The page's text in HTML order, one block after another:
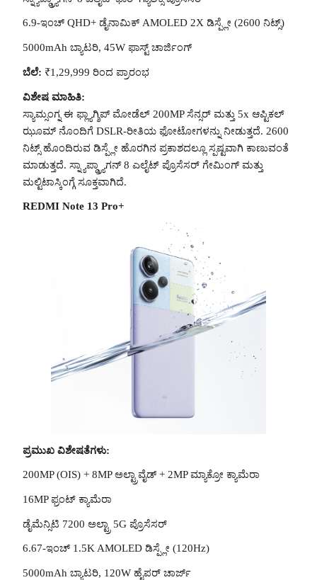
6.9-ಇಂಚ್ QHD+ ಡೈನಾಮಿಕ್ AMOLED 2X ಡಿಸ್ಪ್ಲೇ (2600 ನಿಟ್ಸ್)
5000mAh ಬ್ಯಾಟರಿ, 45W ಫಾಸ್ಟ್ ಚಾರ್ಜಿಂಗ್
ಬೆಲೆ: ₹1,29,999 ರಿಂದ ಪ್ರಾರಂಭ
ವಿಶೇಷ ಮಾಹಿತಿ:
ಸ್ಯಾಮ್ಸಂಗ್ನ ಈ ಫ್ಲ್ಯಾಗ್ಶಿಪ್ ಮೋಡೆಲ್ 200MP ಸೆನ್ಸರ್ ಮತ್ತು 5x ಆಪ್ಟಿಕಲ್
ಝೂಮ್ ನೊಂದಿಗೆ DSLR-ರೀತಿಯ ಫೋಟೋಗಳನ್ನು ನೀಡುತ್ತದೆ. 2600
ನಿಟ್ಸ್ ಹೊಂದಿರುವ ಡಿಸ್ಪ್ಲೇ ಹೊರಗಿನ ಪ್ರಕಾಶದಲ್ಲೂ ಸ್ಪಷ್ಟವಾಗಿ ಕಾಣುವಂತೆ
ಮಾಡುತ್ತದೆ. ಸ್ನ್ಯಾಪ್ಡ್ರ್ಯಾಗನ್ 8 ಎಲೈಟ್ ಪ್ರೊಸೆಸರ್ ಗೇಮಿಂಗ್ ಮತ್ತು
ಮಲ್ಟಿಟಾಸ್ಕಿಂಗ್ಗೆ ಸೂಕ್ತವಾಗಿದೆ.
REDMI Note 13 Pro+
ಪ್ರಮುಖ ವಿಶೇಷತೆಗಳು:
200MP (OIS) + 8MP ಅಲ್ಟ್ರಾವೈಡ್ + 2MP ಮ್ಯಾಕ್ರೋ ಕ್ಯಾಮೆರಾ
16MP ಫ್ರಂಟ್ ಕ್ಯಾಮೆರಾ
ಡೈಮೆನ್ಸಿಟಿ 7200 ಅಲ್ಟ್ರಾ 5G ಪ್ರೊಸೆಸರ್
6.67-ಇಂಚ್ 1.5K AMOLED ಡಿಸ್ಪ್ಲೇ (120Hz)
5000mAh ಬ್ಯಾಟರಿ, 120W ಹೈಪರ್ ಚಾರ್ಜ್